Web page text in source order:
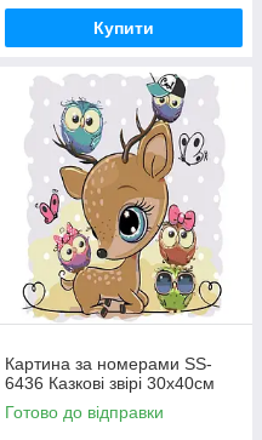
Купити
Картина за номерами SS-
6436 Казкові звірі 30х40см
Готово до відправки